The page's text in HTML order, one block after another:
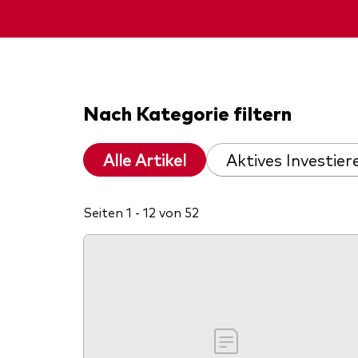
Nach Kategorie filtern
Alle Artikel Aktives
Seiten 1 - 12 von 52